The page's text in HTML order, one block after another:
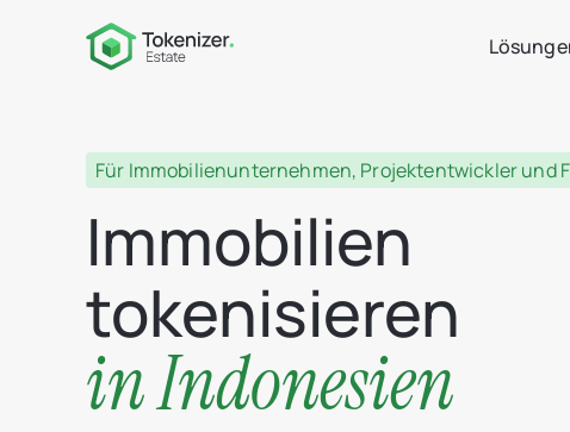
Für Immobilienunternehmen, Projektentwickler und
Immobilien
tokenisieren
in Indonesien